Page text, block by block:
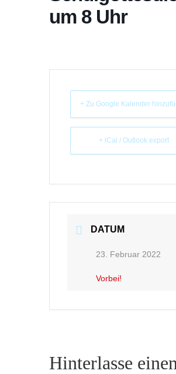
um 8 Uhr
+ Zu Google Kalender
+ iCal / Outlook export
DATUM
23. Februar 2022
Vorbei!
Hinterlasse einen